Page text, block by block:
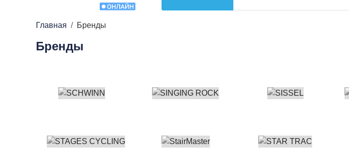
Главная Бренды
Бренды